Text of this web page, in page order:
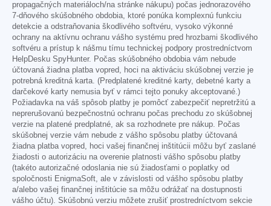
propagačných materiáloch/na stránke nákupu) počas jednorazového
7-dňového skúšobného obdobia, ktoré ponúka komplexnú funkciu
detekcie a odstraňovania škodlivého softvéru, vysoko výkonné
ochrany na aktívnu ochranu vášho systému pred hrozbami škodlivého
softvéru a prístup k nášmu tímu technickej podpory prostredníctvom
HelpDesku SpyHunter. Počas skúšobného obdobia vám nebude
účtovaná žiadna platba vopred, hoci na aktiváciu skúšobnej verzie je
potrebná kreditná karta. (Predplatené kreditné karty, debetné karty a
darčekové karty nemusia byť v rámci tejto ponuky akceptované.)
Požiadavka na váš spôsob platby je pomôcť zabezpečiť nepretržitú a
neprerušovanú bezpečnostnú ochranu počas prechodu zo skúšobnej
verzie na platené predplatné, ak sa rozhodnete pre nákup. Počas
skúšobnej verzie vám nebude z vášho spôsobu platby účtovaná
žiadna platba vopred, hoci vašej finančnej inštitúcii môžu byť zaslané
žiadosti o autorizáciu na overenie platnosti vášho spôsobu platby
(takéto autorizačné odoslania nie sú žiadosťami o poplatky od
spoločnosti EnigmaSoft, ale v závislosti od vášho spôsobu platby
a/alebo vašej finančnej inštitúcie sa môžu odrážať na dostupnosti
vášho účtu). Skúšobnú verziu môžete zrušiť prostredníctvom sekcie